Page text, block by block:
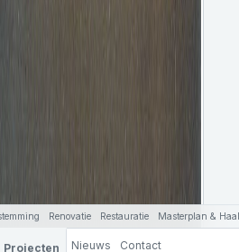
Projecten
Renovatie Restauratie Masterplan &
Nieuws Contact